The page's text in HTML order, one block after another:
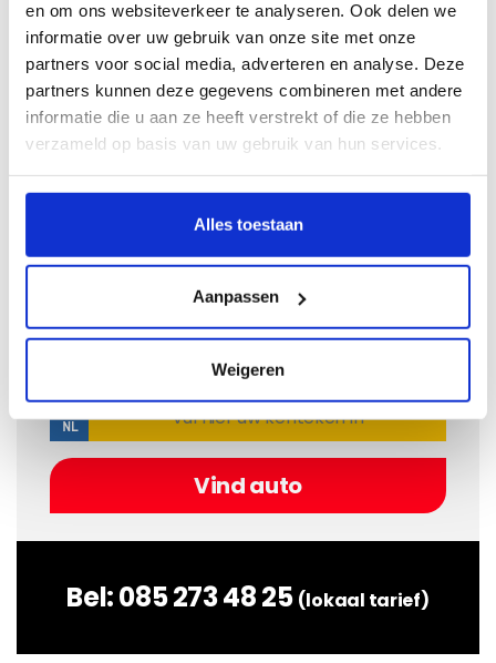
en om ons websiteverkeer te analyseren. Ook delen we
informatie over uw gebruik van onze site met onze
partners voor social media, adverteren en analyse. Deze
partners kunnen deze gegevens combineren met andere
informatie die u aan ze heeft verstrekt of die ze hebben
verzameld op basis van uw gebruik van hun services.
Alles toestaan
Aanpassen
Weigeren
Fiat Panda
Bouwjaar 1986 - 2003
Kies dit model
Ik weet het bouwjaar niet
Als u het bouwjaar niet weet van uw auto kunt u hier
Bel:085 273 48 25 (lokaal tarief)